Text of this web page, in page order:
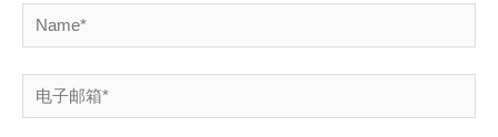
Name*
电
子